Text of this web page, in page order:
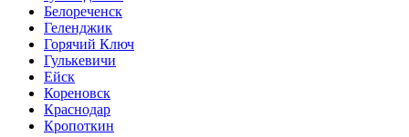
Белореченск
Геленджик
Горячий Ключ
Гулькевичи
Ейск
Кореновск
Краснодар
Кропоткин